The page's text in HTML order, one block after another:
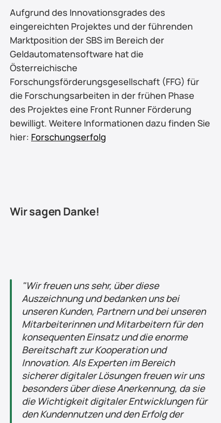
Aufgrund des Innovationsgrades des
eingereichten Projektes und der führenden
Marktposition der SBS im Bereich der
Geldautomatensoftware hat die
Österreichische
Forschungsförderungsgesellschaft (FFG) für
die Forschungsarbeiten in der frühen Phase
des Projektes eine Front Runner Förderung
bewilligt. Weitere Informationen dazu finden Sie
hier: Forschungserfolg
Wir sagen Danke!
"Wir freuen uns sehr, über diese
Auszeichnung und bedanken uns bei
unseren Kunden, Partnern und bei unseren
Mitarbeiterinnen und Mitarbeitern für den
konsequenten Einsatz und die enorme
Bereitschaft zur Kooperation und
Innovation. Als Experten im Bereich
sicherer digitaler Lösungen freuen wir uns
besonders über diese Anerkennung, da sie
die Wichtigkeit digitaler Entwicklungen für
den Kundennutzen und den Erfolg der